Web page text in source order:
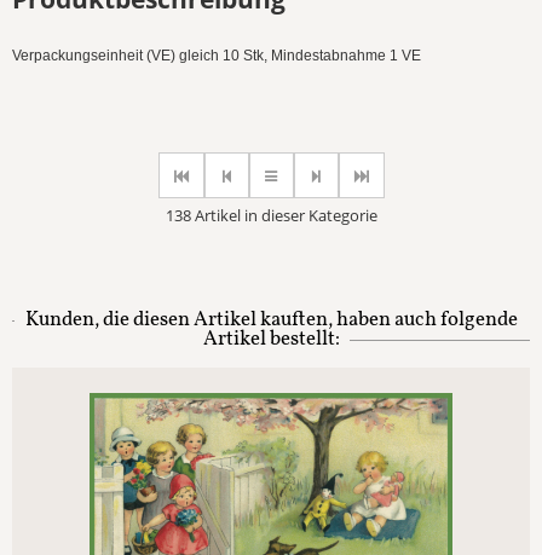
Verpackungseinheit (VE) gleich 10 Stk, Mindestabnahme 1 VE
138 Artikel in dieser Kategorie
Kunden, die diesen Artikel kauften, haben auch folgende
Artikel bestellt: